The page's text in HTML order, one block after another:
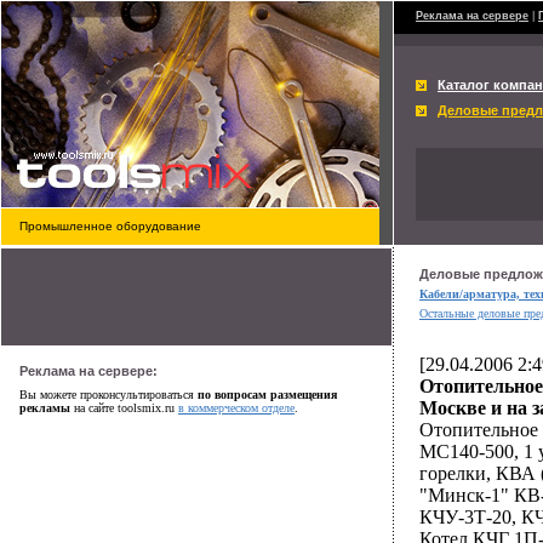
Промышленное оборудование
Реклама на сервере
Каталог
Деловые
Реклама на сервере:
Вы можете проконсультироваться по вопросам размещения
рекламы на сайте toolsmix.ru в коммерческом отделе
Деловые
Кабели/арматура,
Остальные деловые
[29.04.2006
easy approval payday
Москве и на
generic cialis viagra
Отопительное
MC140-500, 1
горелки, КВА
"Минск-1" КВ-
КЧУ-3Т-20,
Котел КЧГ